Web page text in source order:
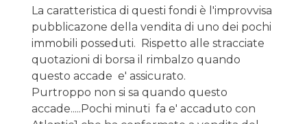
La caratteristica di questi fondi è l'improvvisa
pubblicazone della vendita di uno dei pochi
immobili posseduti. Rispetto alle stracciate
quotazioni di borsa il rimbalzo quando
questo accade e' assicurato.
Purtroppo non si sa quando questo
accade.....Pochi minuti fa e' accaduto con